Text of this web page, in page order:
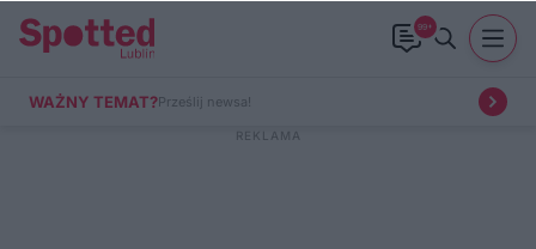
99+
WAŻNY TEMAT?Prześlij newsa!